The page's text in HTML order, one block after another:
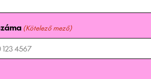
(Kötelező mező)